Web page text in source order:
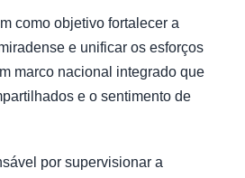
como objetivo fortalecer a
e unificar os esforços
marco nacional integrado que
e o sentimento de
por supervisionar a